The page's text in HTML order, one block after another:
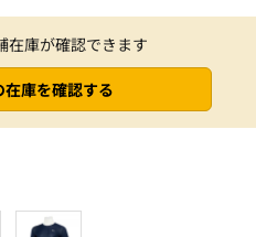
在庫が確認できます
在庫を確認する